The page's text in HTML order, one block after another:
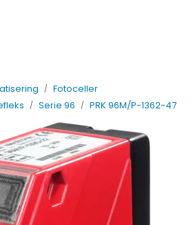
Fotoceller
Serie 96 PRK 96M/P-1362-47